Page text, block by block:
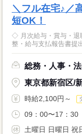
＼フル在宅♪
短OK！
◇ 月次給与・賞与・退
整・給与支払報告書
総務・人事・
東京都新宿区/
時給2,100円～
09：00〜17：
土曜日 日曜日 祝